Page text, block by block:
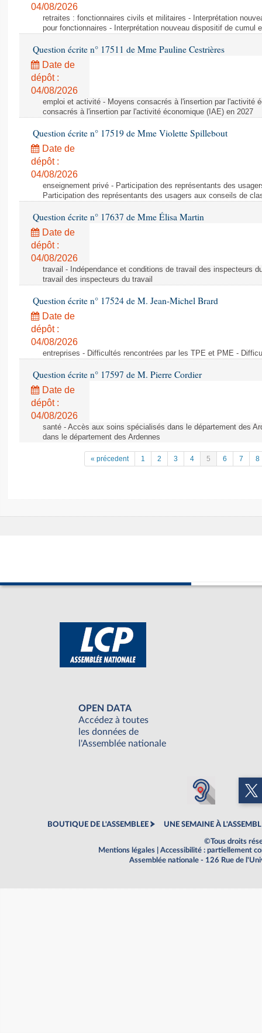
04/08/2026
retraites : fonctionnaires civils et militaires - Interprétation
pour fonctionnaires - Interprétation nouveau dispositif de cumul
Question écrite n° 17511 de Mme Pauline Cestrières
Date de
dépôt :
04/08/2026
emploi et activité - Moyens consacrés à l'insertion par l'activité
consacrés à l'insertion par l'activité économique (IAE) en 2027
Question écrite n° 17519 de Mme Violette Spillebout
Date de
dépôt :
04/08/2026
enseignement privé - Participation des représentants des
Participation des représentants des usagers aux conseils de
Question écrite n° 17637 de Mme Élisa Martin
Date de
dépôt :
04/08/2026
travail - Indépendance et conditions de travail des inspecteurs
travail des inspecteurs du travail
Question écrite n° 17524 de M. Jean-Michel Brard
Date de
dépôt :
04/08/2026
entreprises - Difficultés rencontrées par les TPE et PME -
Question écrite n° 17597 de M. Pierre Cordier
Date de
dépôt :
04/08/2026
santé - Accès aux soins spécialisés dans le département des
dans le département des Ardennes
« précedent 1 2 3 4 5 6 7 8
OPEN DATA
Accédez à toutes
les données de
l'Assemblée nationale
BOUTIQUE DE L'ASSEMBLEE UNE SEMAINE À
©Tous droits
Mentions légales
Accessibilité : partiellement
Assemblée nationale - 126 Rue de